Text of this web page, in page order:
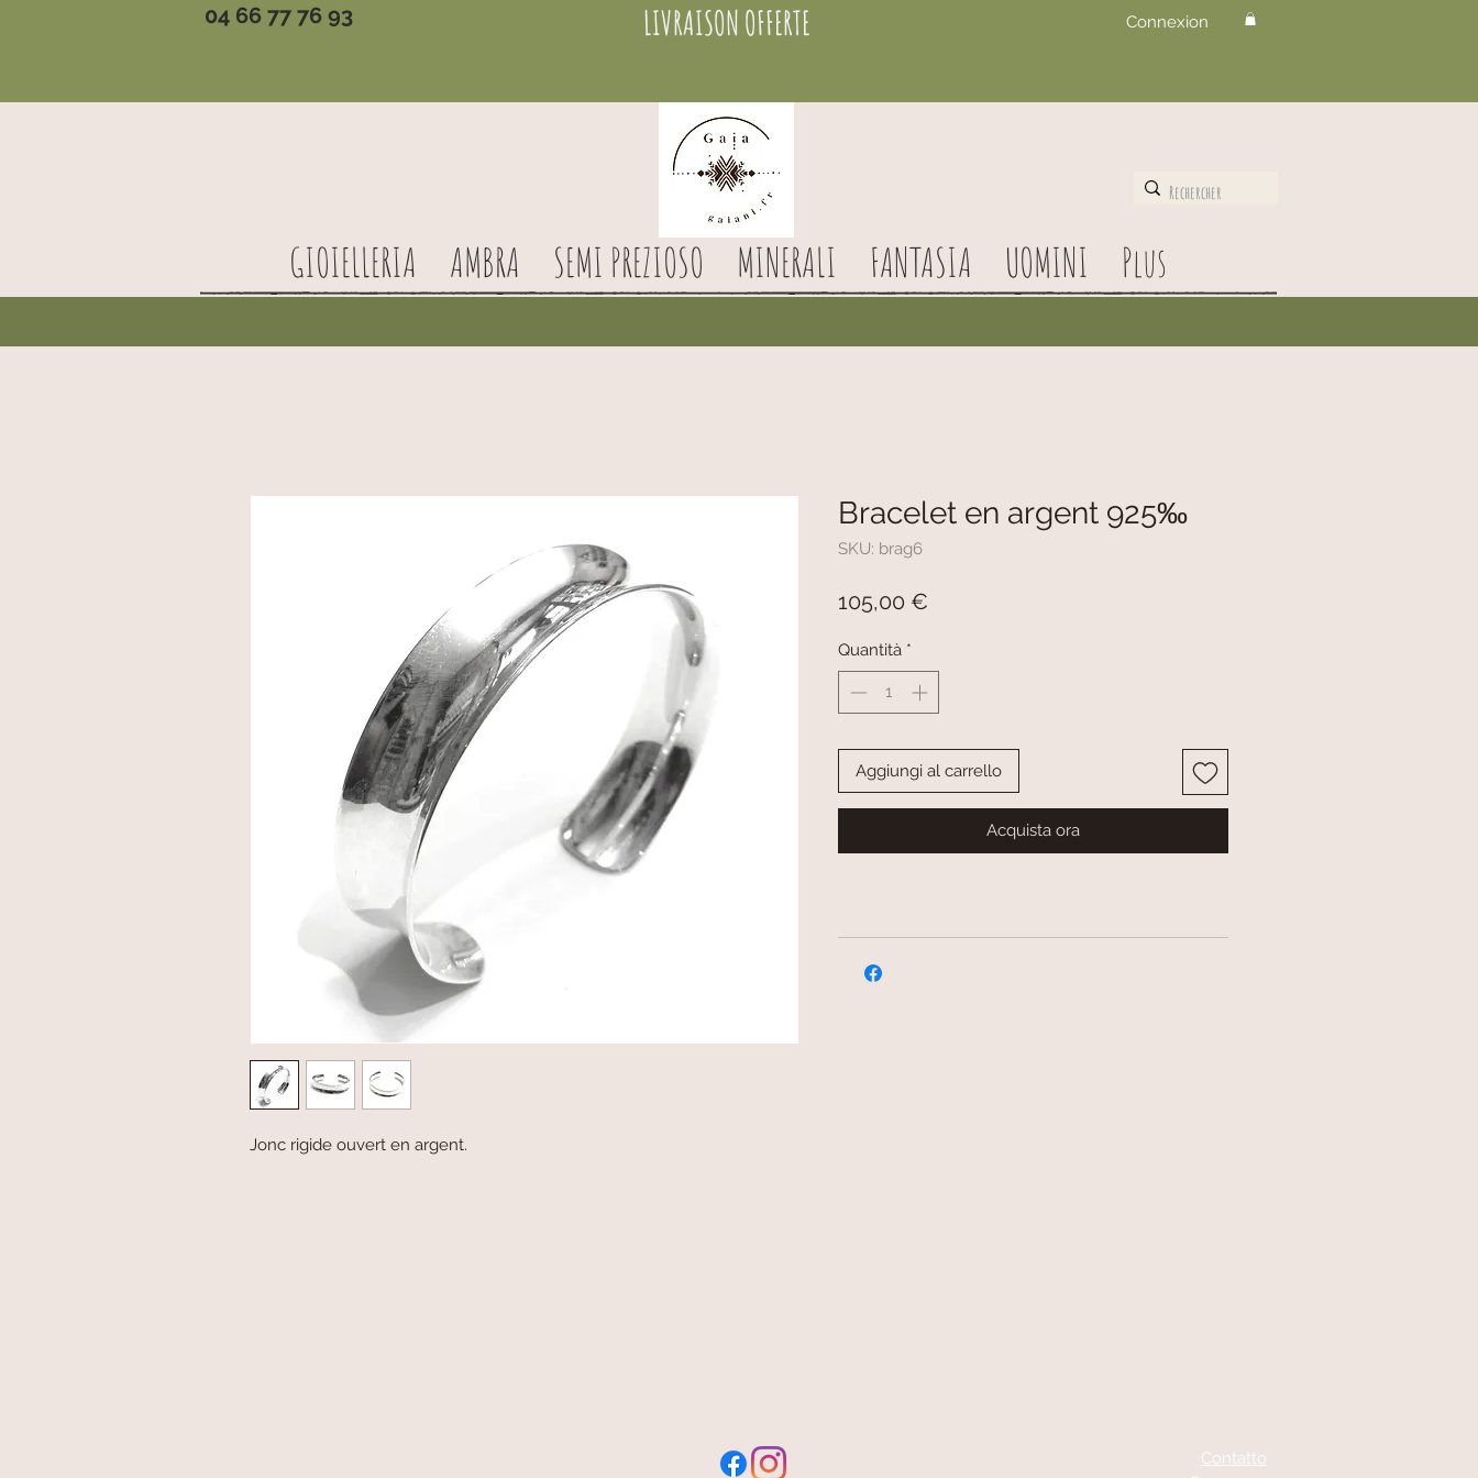
04 66 77 76 93 LIVRAISON OFFERTE Connexion
GIOIELLERIA AMBRA SEMI PREZIOSO MINERALI FANTASIA UOMINI Plus
Jonc rigide ouvert en argent.
Bracelet en argent 925‰
SKU: brag6
105,00 €
Quantità *
Aggiungi al carrello
Acquista ora
Contatto